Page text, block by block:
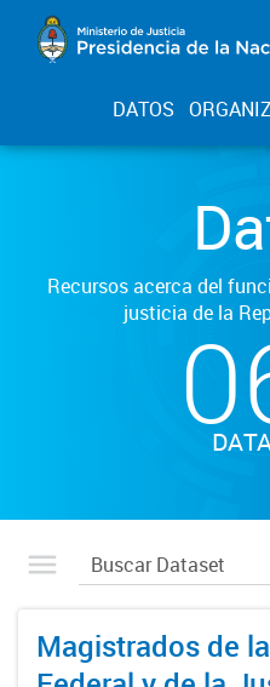
DATOS
Recursos acerca del
justicia de la
Magistrados de